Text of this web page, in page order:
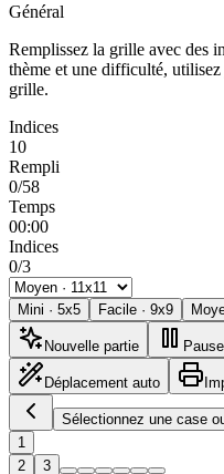
Général
Remplissez la grille avec des
thème et une difficulté,
grille.
Indices
10
Rempli
0/58
Temps
00:00
Indices
0/3
Mini · 5x5 Facile · 9x9
Nouvelle partie Pause
Déplacement auto
Sélectionnez une case
1
2
3